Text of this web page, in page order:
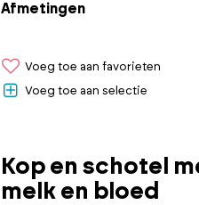
Afmetingen
Voeg toe aan favorieten
Voeg toe aan selectie
Kop en schotel
melk en bloed